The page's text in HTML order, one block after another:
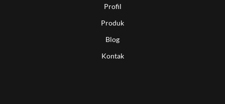
Profil
Produk
Blog
Kontak